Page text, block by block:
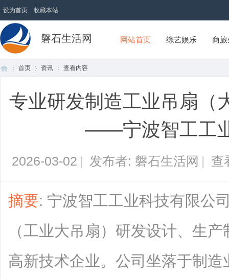
设为首页 收藏本站
磐石生活网 网站首页 综艺娱乐 商
首页 资讯
›
查看内容
专业研发制造工业吊扇（
——宁波智工工
2026-03-02 | 发布者: 磐石生活网 | 查
摘要: 宁波智工工业科技有限公
（工业大吊扇）研发设计、生
高新技术企业。公司坐落于制